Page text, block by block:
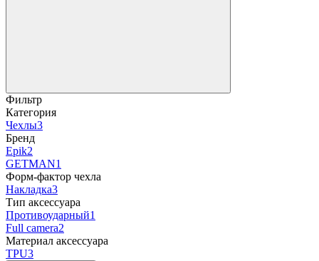
Фильтр
Категория
Чехлы3
Бренд
Epik2
GETMAN1
Форм-фактор чехла
Накладка3
Тип аксессуара
Противоударный1
Full camera2
Материал аксессуара
TPU3